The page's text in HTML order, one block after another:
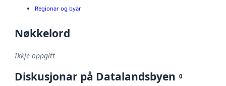
Regionar og byar
Nøkkelord
Ikkje oppgitt
Diskusjonar på Datalandsbyen 0